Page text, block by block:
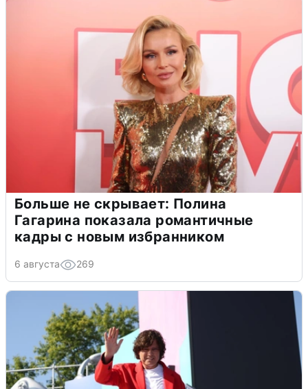
Больше не скрывает: Полина
Гагарина показала романтичные
кадры с новым избранником
6 августа 269